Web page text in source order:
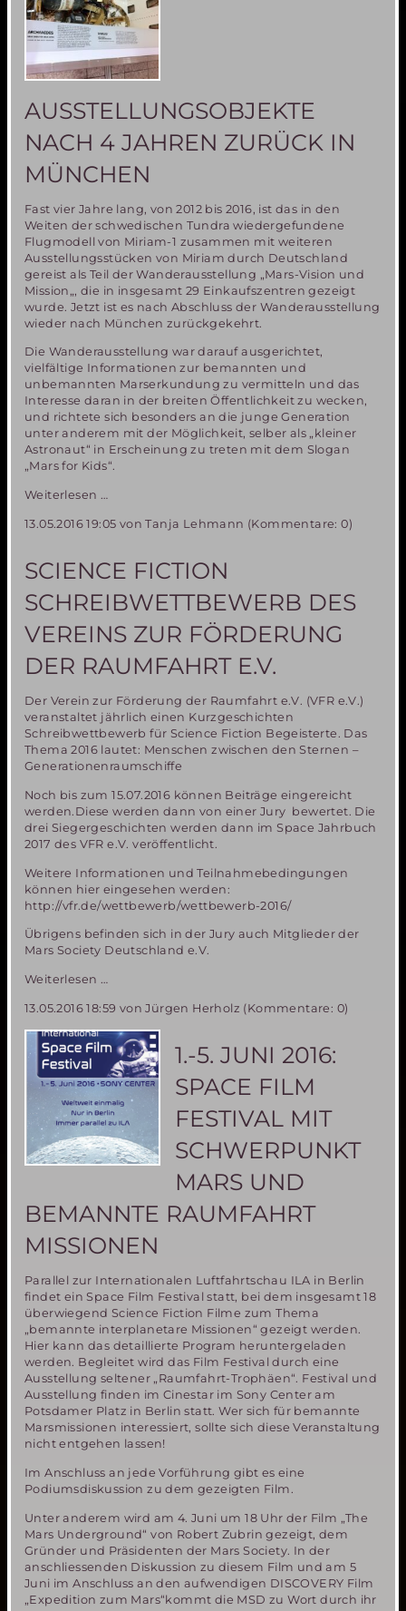
an
der
UniBW
München
AUSSTELLUNGSOBJEKTE
NACH 4 JAHREN ZURÜCK IN
MÜNCHEN
Fast vier Jahre lang, von 2012 bis 2016, ist das in den
Weiten der schwedischen Tundra wiedergefundene
Flugmodell von Miriam-1 zusammen mit weiteren
Ausstellungsstücken von Miriam durch Deutschland
gereist als Teil der Wanderausstellung „Mars-Vision und
Mission„, die in insgesamt 29 Einkaufszentren gezeigt
wurde. Jetzt ist es nach Abschluss der Wanderausstellung
wieder nach München zurückgekehrt.
Die Wanderausstellung war darauf ausgerichtet,
vielfältige Informationen zur bemannten und
unbemannten Marserkundung zu vermitteln und das
Interesse daran in der breiten Öffentlichkeit zu wecken,
und richtete sich besonders an die junge Generation
unter anderem mit der Möglichkeit, selber als „kleiner
Astronaut“ in Erscheinung zu treten mit dem Slogan
„Mars for Kids“.
Weiterlesen …
Ausstellungsobjekte
4
Jahren
zurück
in
München
13.05.2016 19:05 von Tanja Lehmann (Kommentare: 0)
SCIENCE FICTION
SCHREIBWETTBEWERB DES
VEREINS ZUR FÖRDERUNG
DER RAUMFAHRT E.V.
Der Verein zur Förderung der Raumfahrt e.V. (VFR e.V.)
veranstaltet jährlich einen Kurzgeschichten
Schreibwettbewerb für Science Fiction Begeisterte. Das
Thema 2016 lautet: Menschen zwischen den Sternen –
Generationenraumschiffe
Noch bis zum 15.07.2016 können Beiträge eingereicht
werden.Diese werden dann von einer Jury bewertet. Die
drei Siegergeschichten werden dann im Space Jahrbuch
2017 des VFR e.V. veröffentlicht.
Weitere Informationen und Teilnahmebedingungen
können hier eingesehen werden:
http://vfr.de/wettbewerb/wettbewerb-2016/
Übrigens befinden sich in der Jury auch Mitglieder der
Mars Society Deutschland e.V.
Weiterlesen …
Schreibwettbewerb
des
Vereins
zur
Förderung
Raumfahrt
e.V.
13.05.2016 18:59 von Jürgen Herholz (Kommentare: 0)
1.-5. JUNI 2016:
SPACE FILM
FESTIVAL MIT
SCHWERPUNKT
MARS UND
BEMANNTE RAUMFAHRT
MISSIONEN
Parallel zur Internationalen Luftfahrtschau ILA in Berlin
findet ein Space Film Festival statt, bei dem insgesamt 18
überwiegend Science Fiction Filme zum Thema
„bemannte interplanetare Missionen“ gezeigt werden.
Hier kann das detaillierte Program heruntergeladen
werden. Begleitet wird das Film Festival durch eine
Ausstellung seltener „Raumfahrt-Trophäen“. Festival und
Ausstellung finden im Cinestar im Sony Center am
Potsdamer Platz in Berlin statt. Wer sich für bemannte
Marsmissionen interessiert, sollte sich diese Veranstaltung
nicht entgehen lassen!
Im Anschluss an jede Vorführung gibt es eine
Podiumsdiskussion zu dem gezeigten Film.
Unter anderem wird am 4. Juni um 18 Uhr der Film „The
Mars Underground“ von Robert Zubrin gezeigt, dem
Gründer und Präsidenten der Mars Society. In der
anschliessenden Diskussion zu diesem Film und am 5
Juni im Anschluss an den aufwendigen DISCOVERY Film
„Expedition zum Mars“kommt die MSD zu Wort durch ihr